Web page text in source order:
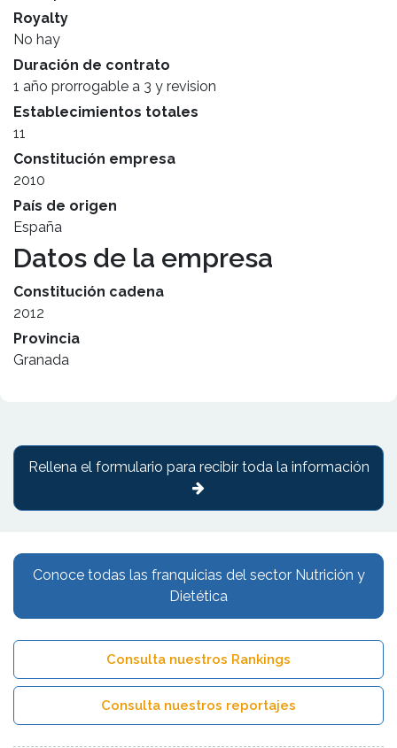
Royalty
No hay
Duración de contrato
1 año prorrogable a 3 y revision
Establecimientos totales
11
Constitución empresa
2010
País de origen
España
Datos de la empresa
Constitución cadena
2012
Provincia
Granada
Conoce todas las franquicias del sector Nutrición y
Dietética
Consulta nuestros Rankings
Consulta nuestros reportajes